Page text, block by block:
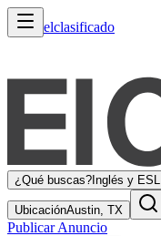
elclasificado
¿Qué buscas? Inglés y ESL
UbicaciónAustin, TX
Publicar Anuncio